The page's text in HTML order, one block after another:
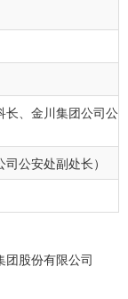
长、金川集团公司公
公安处副处长）
股份有限公司